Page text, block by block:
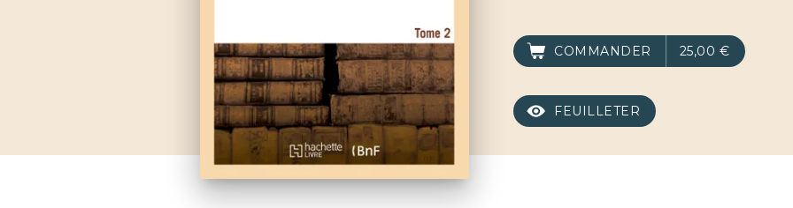
COMMANDER 25,00 €
FEUILLETER